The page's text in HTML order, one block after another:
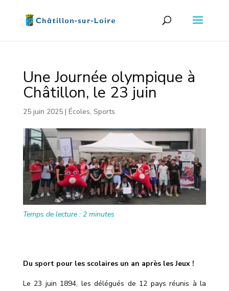
Une Journée olympique à
Châtillon, le 23 juin
25 juin 2025| Écoles, Sports
Temps de lecture : 2 minutes
Du sport pour les scolaires un an après les Jeux !
Le 23 juin 1894, les délégués de 12 pays réunis à la